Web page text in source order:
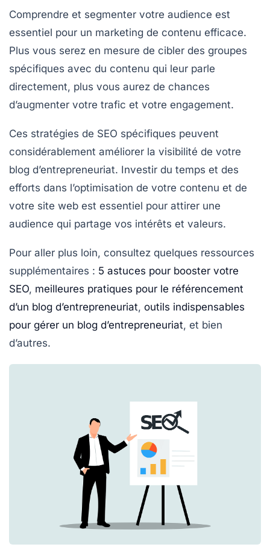
Comprendre et segmenter votre audience est
essentiel pour un marketing de contenu efficace.
Plus vous serez en mesure de cibler des groupes
spécifiques avec du contenu qui leur parle
directement, plus vous aurez de chances
d’augmenter votre trafic et votre engagement.
Ces stratégies de SEO spécifiques peuvent
considérablement améliorer la visibilité de votre
blog d’entrepreneuriat. Investir du temps et des
efforts dans l’optimisation de votre contenu et de
votre site web est essentiel pour attirer une
audience qui partage vos intérêts et valeurs.
Pour aller plus loin, consultez quelques ressources
supplémentaires : 5 astuces pour booster votre
SEO, meilleures pratiques pour le référencement
d’un blog d’entrepreneuriat, outils indispensables
pour gérer un blog d’entrepreneuriat, et bien
d’autres.